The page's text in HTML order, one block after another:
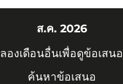
ส.ค. 2026
ลองเดือนอื่นเพื่อดูข้อเสนอ
ค้นหาข้อเสนอ